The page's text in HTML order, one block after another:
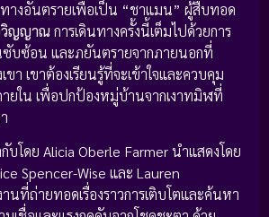
างอันตรายเพื่อเป็น “ชาแมน” ผู้สืบทอด
วิญญาณ การเดินทางครั้งนี้เต็มไปด้วยการ
ซับซ้อน และภยันตรายจากภายนอกที่
า เขาต้องเรียนรู้ที่จะเข้าใจและควบคุม
ยใน เพื่อปกป้องหมู่บ้านจากเงาทมิฬที่
บโดย Alicia Oberle Farmer นำแสดงโดย
Spencer-Wise และ Lauren
นที่ถ่ายทอดเรื่องราวการเติบโตและค้นหา